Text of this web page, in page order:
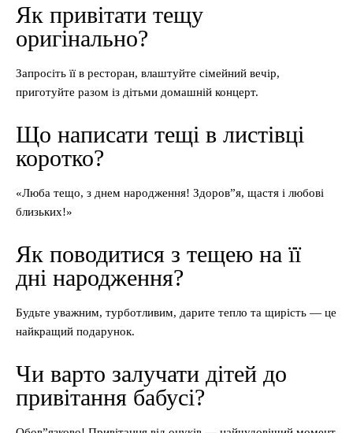
Як привітати тещу
оригінально?
Запросіть її в ресторан, влаштуйте сімейний вечір,
приготуйте разом із дітьми домашній концерт.
Що написати тещі в листівці
коротко?
«Люба тещо, з днем народження! Здоров”я, щастя і любові
близьких!»
Як поводитися з тещею на її
дні народження?
Будьте уважним, турботливим, дарите тепло та щирість — це
найкращий подарунок.
Чи варто залучати дітей до
привітання бабусі?